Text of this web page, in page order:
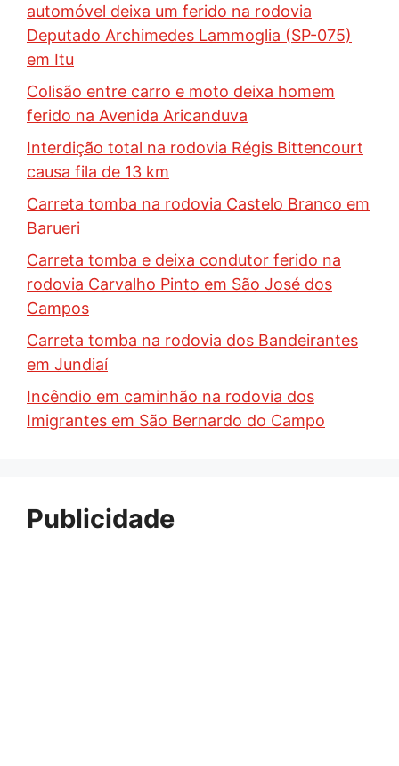
automóvel deixa um ferido na rodovia
Deputado Archimedes Lammoglia (SP-075)
em Itu
Colisão entre carro e moto deixa homem
ferido na Avenida Aricanduva
Interdição total na rodovia Régis Bittencourt
causa fila de 13 km
Carreta tomba na rodovia Castelo Branco em
Barueri
Carreta tomba e deixa condutor ferido na
rodovia Carvalho Pinto em São José dos
Campos
Carreta tomba na rodovia dos Bandeirantes
em Jundiaí
Incêndio em caminhão na rodovia dos
Imigrantes em São Bernardo do Campo
Publicidade